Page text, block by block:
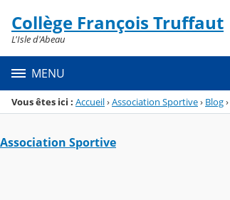
Menu de la rubrique
Contenu
Collège François Truffaut
L'Isle d'Abeau
MENU
Vous êtes ici : Accueil›Association Sportive› Blog›
Association Sportive